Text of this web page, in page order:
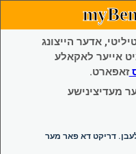
אדער הייצונג
אייער לאקאלע
זאפארט.
מעדיצינישע
דריקט דא פאר מער